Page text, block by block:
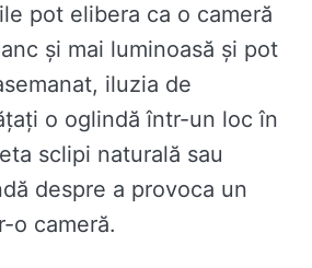
pot elibera ca o cameră
și mai luminoasă și pot
iluzia de
o oglindă într-un loc în
sclipi naturală sau
despre a provoca un
o cameră.